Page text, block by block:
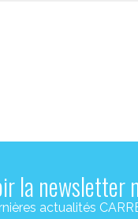
la newsletter
actualités